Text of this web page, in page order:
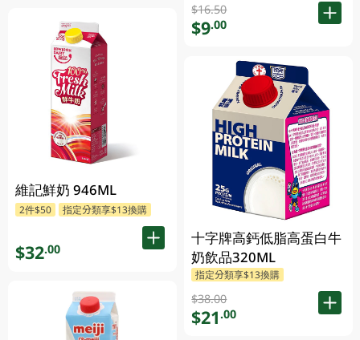
維記鮮奶 946ML
2件$50 指定分類享$13換購
$32.00
$16.50
$9.00
十字牌高鈣低脂高蛋白牛
奶飲品320ML
指定分類享$13換購
$38.00
$21.00